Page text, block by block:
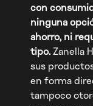
con
ninguna
ahorro, ni
tipo. Zanella
sus
en forma
tampoco